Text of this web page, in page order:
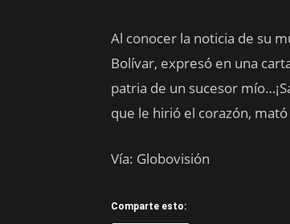
Al conocer la noticia de su
Bolívar, expresó en una
patria de un sucesor
que le hirió el corazón,
Vía: Globovisión
Comparte esto: